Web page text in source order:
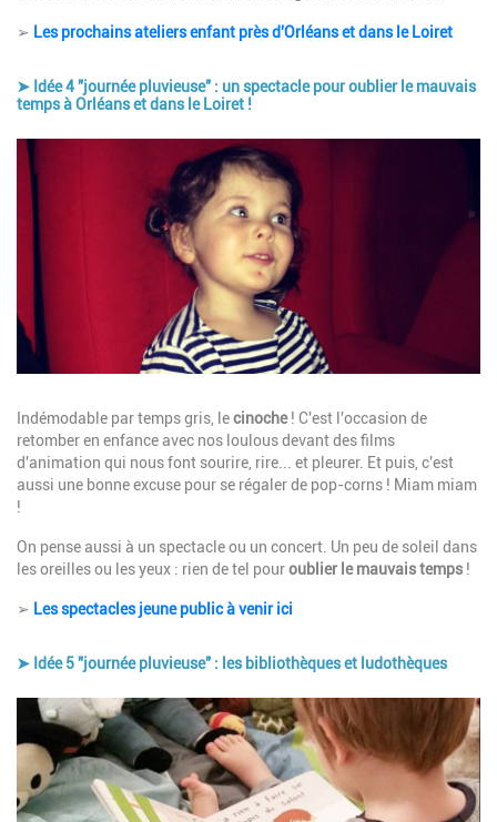
➢ Les prochains ateliers enfant près d'Orléans et dans le Loiret
➤ Idée 4 "journée pluvieuse" : un spectacle pour oublier le mauvais
temps à Orléans et dans le Loiret !
Image
Description
Indémodable par temps gris, lecinoche ! C'est l'occasion de
retomber en enfance avec nos loulous devant des films
d'animation qui nous font sourire, rire... et pleurer. Et puis, c'est
aussi une bonne excuse pour se régaler de pop-corns ! Miam miam
!
On pense aussi à un spectacle ou un concert . Un peu de soleil dans
les oreilles ou les yeux : rien de tel pouroublier le mauvais temps !
➢ Les spectacles jeune public à venir ici
➤ Idée 5 "journée pluvieuse" : les bibliothèques et ludothèques
Image